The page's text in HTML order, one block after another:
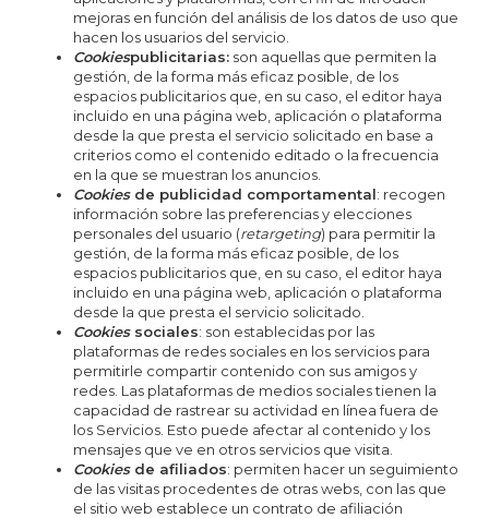
mejoras en función del análisis de los datos de uso que
hacen los usuarios del servicio.
Cookiespublicitarias: son aquellas que permiten la
gestión, de la forma más eficaz posible, de los
espacios publicitarios que, en su caso, el editor haya
incluido en una página web, aplicación o plataforma
desde la que presta el servicio solicitado en base a
criterios como el contenido editado o la frecuencia
en la que se muestran los anuncios.
Cookies de publicidad comportamental: recogen
información sobre las preferencias y elecciones
personales del usuario (retargeting) para permitir la
gestión, de la forma más eficaz posible, de los
espacios publicitarios que, en su caso, el editor haya
incluido en una página web, aplicación o plataforma
desde la que presta el servicio solicitado.
Cookies sociales: son establecidas por las
plataformas de redes sociales en los servicios para
permitirle compartir contenido con sus amigos y
redes. Las plataformas de medios sociales tienen la
capacidad de rastrear su actividad en línea fuera de
los Servicios. Esto puede afectar al contenido y los
mensajes que ve en otros servicios que visita.
Cookies de afiliados: permiten hacer un seguimiento
de las visitas procedentes de otras webs, con las que
el sitio web establece un contrato de afiliación